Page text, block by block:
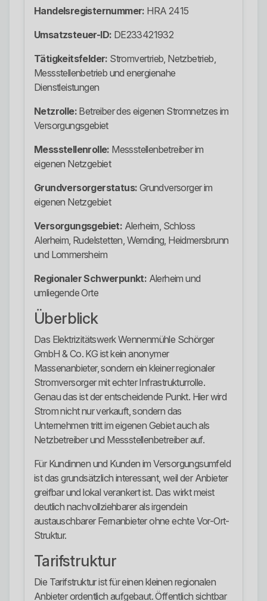
Handelsregisternummer: HRA 2415
Umsatzsteuer-ID: DE233421932
Tätigkeitsfelder: Stromvertrieb, Netzbetrieb,
Messstellenbetrieb und energienahe
Dienstleistungen
Netzrolle: Betreiber des eigenen Stromnetzes im
Versorgungsgebiet
Messstellenrolle: Messstellenbetreiber im
eigenen Netzgebiet
Grundversorgerstatus: Grundversorger im
eigenen Netzgebiet
Versorgungsgebiet: Alerheim, Schloss
Alerheim, Rudelstetten, Wemding, Heidmersbrunn
und Lommersheim
Regionaler Schwerpunkt: Alerheim und
umliegende Orte
Überblick
Das Elektrizitätswerk Wennenmühle Schörger
GmbH & Co. KG ist kein anonymer
Massenanbieter, sondern ein kleiner regionaler
Stromversorger mit echter Infrastrukturrolle.
Genau das ist der entscheidende Punkt. Hier wird
Strom nicht nur verkauft, sondern das
Unternehmen tritt im eigenen Gebiet auch als
Netzbetreiber und Messstellenbetreiber auf.
Für Kundinnen und Kunden im Versorgungsumfeld
ist das grundsätzlich interessant, weil der Anbieter
greifbar und lokal verankert ist. Das wirkt meist
deutlich nachvollziehbarer als irgendein
austauschbarer Fernanbieter ohne echte Vor-Ort-
Struktur.
Tarifstruktur
Die Tarifstruktur ist für einen kleinen regionalen
Anbieter ordentlich aufgebaut. Öffentlich sichtbar